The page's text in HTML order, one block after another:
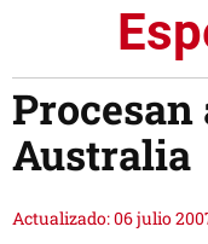
Procesan
Australia
Actualizado: 06 julio